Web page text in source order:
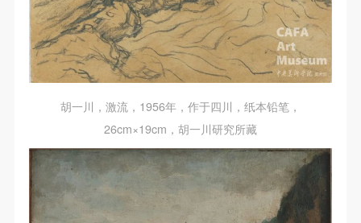
胡一川，激流，1956年，作于四川，纸本铅笔，
26cm×19cm，胡一川研究所藏